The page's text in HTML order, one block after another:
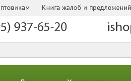
Книга жалоб и предложений
937-65-20